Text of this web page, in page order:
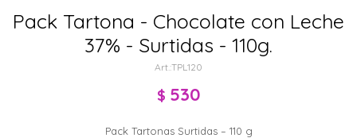
Pack Tartona - Chocolate con Leche
37% - Surtidas - 110g.
TPL120
$ 530
Pack Tartonas Surtidas – 110 g